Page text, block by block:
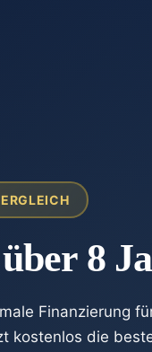
über 8
Finanzierung
kostenlos die